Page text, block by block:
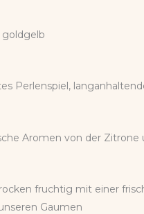
goldgelb
Perlenspiel,
Aromen von der
fruchtig mit einer
Gaumen